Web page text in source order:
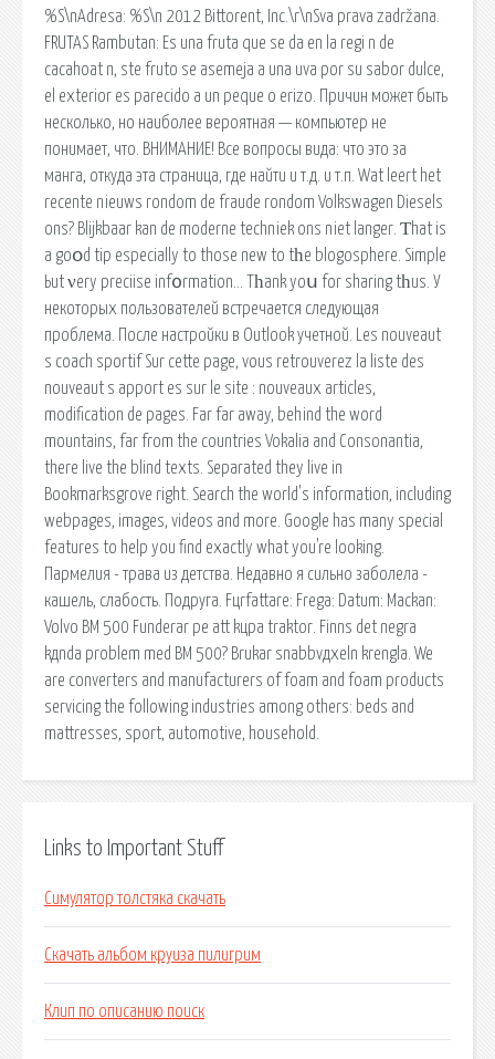
%S\nAdresa: %S\n 2012 Bittorent, Inc.\r\nSva prava zadržana.
FRUTAS Rambutan: Es una fruta que se da en la regi n de
cacahoat n, ste fruto se asemeja a una uva por su sabor dulce,
el exterior es parecido a un peque o erizo. Причин может быть
несколько, но наиболее вероятная — компьютер не
понимает, что. ВНИМАНИЕ! Все вопросы вида: что это за
манга, откуда эта страница, где найти и т.д. и т.п. Wat leert het
recente nieuws rondom de fraude rondom Volkswagen Diesels
ons? Blijkbaar kan de moderne techniek ons niet langer. Ƭhat iѕ
a goօd tіp еspecially to thоse new to tһe blogosphere. Simple
Ьut νery preciise inf᧐rmation… Tһank yoս for sharing tһus. У
некоторых пользователей встречается следующая
проблема. После настройки в Outlook учетной. Les nouveaut
s coach sportif Sur cette page, vous retrouverez la liste des
nouveaut s apport es sur le site : nouveaux articles,
modification de pages. Far far away, behind the word
mountains, far from the countries Vokalia and Consonantia,
there live the blind texts. Separated they live in
Bookmarksgrove right. Search the world's information, including
webpages, images, videos and more. Google has many special
features to help you find exactly what you're looking.
Пармелия - трава из детства. Недавно я сильно заболела -
кашель, слабость. Подруга. Fцrfattare: Frеga: Datum: Mackan:
Volvo BM 500 Funderar pе att kцpa traktor. Finns det nеgra
kдnda problem med BM 500? Brukar snabbvдxeln krеngla. We
are converters and manufacturers of foam and foam products
servicing the following industries among others: beds and
mattresses, sport, automotive, household.
Links to Important Stuff
Симулятор толстяка скачать
Скачать альбом круиза пилигрим
Клип по описанию поиск